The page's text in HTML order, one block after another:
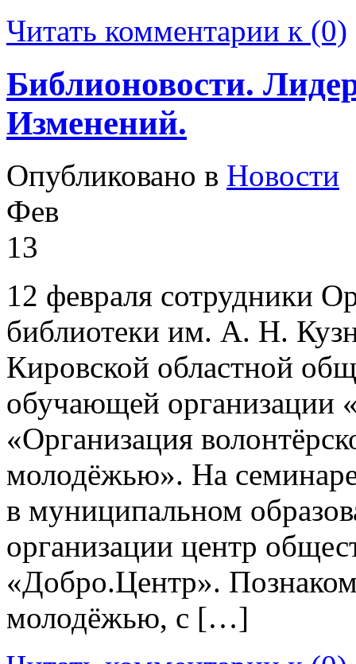
Читать комментарии к (0)
Библионовости.
Изменений.
Опубликовано в Новости
Фев
13
12 февраля сотрудники
библиотеки им. А. Н.
Кировской областной
обучающей организации
«Организация
молодёжью». На
в муниципальном
организации центр
«Добро.Центр».
молодёжью, с […]